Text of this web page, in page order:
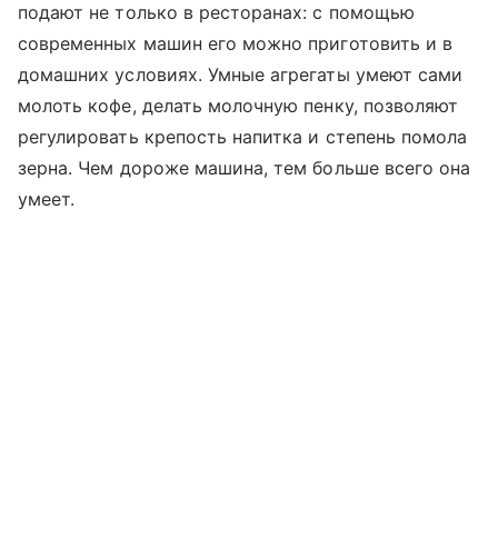
подают не только в ресторанах: с помощью
современных машин его можно приготовить и в
домашних условиях. Умные агрегаты умеют сами
молоть кофе, делать молочную пенку, позволяют
регулировать крепость напитка и степень помола
зерна. Чем дороже машина, тем больше всего она
умеет.